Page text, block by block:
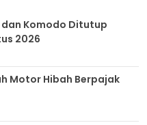
Komodo Ditutup
2026
Motor Hibah Berpajak